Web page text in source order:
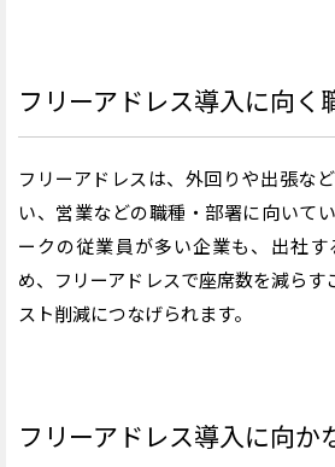
フリーアドレス導入に向く
フリーアドレスは、外回りや出張な
い、営業などの職種・部署に向いて
ークの従業員が多い企業も、出社
め、フリーアドレスで座席数を減らす
スト削減につなげられます。
フリーアドレス導入に向か